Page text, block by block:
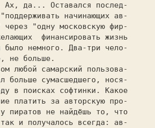
Ах, да... Оставался послед-
начинающих ав-
через "одну московскую фир-
финансировать жизнь
было немного. Два-три чело-
не больше.
любой самарский пользова-
больше сумасшедшего, нося-
в поисках софтинки. Какое
платить за авторскую про-
и получалось всегда: ав-